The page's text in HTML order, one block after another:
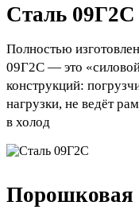
Сталь 09Г2С
Полностью
09Г2С — это
конструкций:
нагрузки, не ведёт
в холод
Порошковая